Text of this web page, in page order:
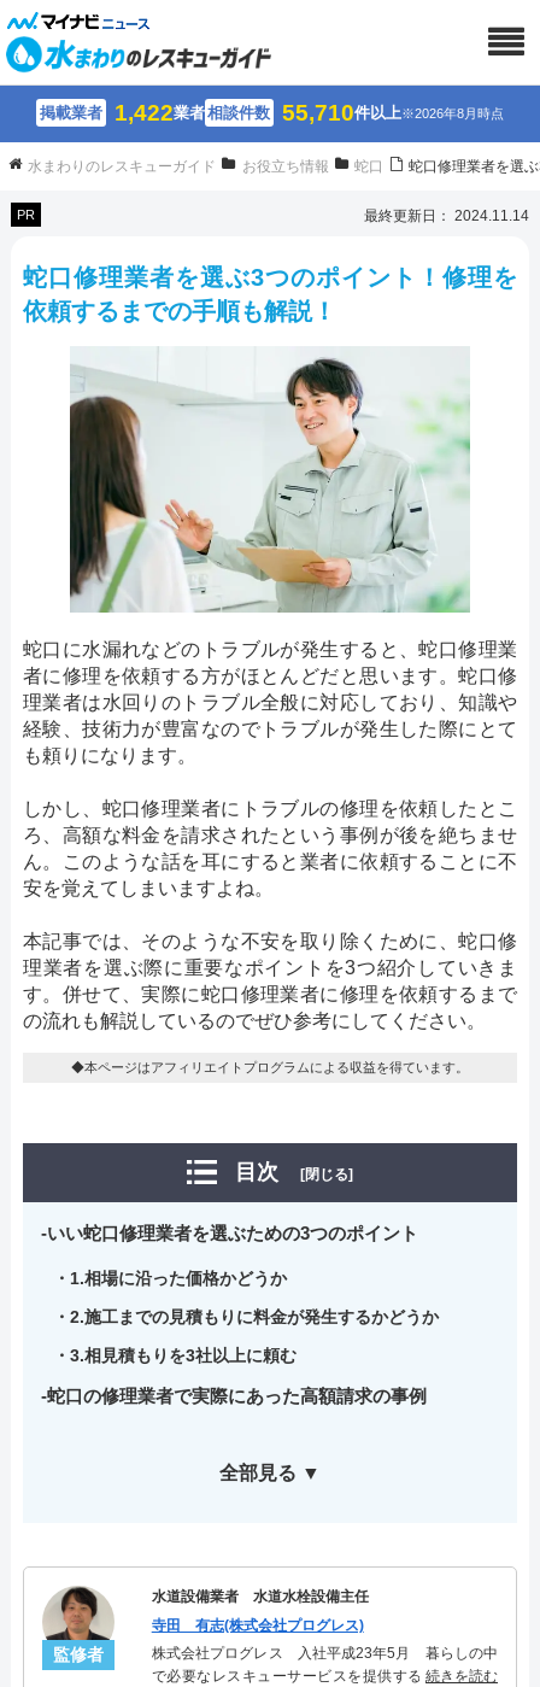
掲載業者 1,422業者相談件数 55,710件以上※2026年8月時点
水まわりのレスキューガイド お役立ち情報 蛇口 蛇口修理業者を選
PR 最終更新日： 2024.11.14
蛇口修理業者を選ぶ3つのポイント！修理を
依頼するまでの手順も解説！
蛇口に水漏れなどのトラブルが発生すると、蛇口修理業
者に修理を依頼する方がほとんどだと思います。蛇口修
理業者は水回りのトラブル全般に対応しており、知識や
経験、技術力が豊富なのでトラブルが発生した際にとて
も頼りになります。
しかし、蛇口修理業者にトラブルの修理を依頼したとこ
ろ、高額な料金を請求されたという事例が後を絶ちませ
ん。このような話を耳にすると業者に依頼することに不
安を覚えてしまいますよね。
本記事では、そのような不安を取り除くために、蛇口修
理業者を選ぶ際に重要なポイントを3つ紹介していきま
す。併せて、実際に蛇口修理業者に修理を依頼するまで
の流れも解説しているのでぜひ参考にしてください。
◆本ページはアフィリエイトプログラムによる収益を得ています。
目次 [閉じる]
いい蛇口修理業者を選ぶための3つのポイント
1.相場に沿った価格かどうか
2.施工までの見積もりに料金が発生するかどうか
3.相見積もりを3社以上に頼む
蛇口の修理業者で実際にあった高額請求の事例
全部見る ▼
監修者
水道設備業者 水道水栓設備主任
寺田 有志(株式会社プログレス)
株式会社プログレス 入社平成23年5月 暮らしの中
で必要なレスキューサービスを提供する株式会社プ
続きを読む